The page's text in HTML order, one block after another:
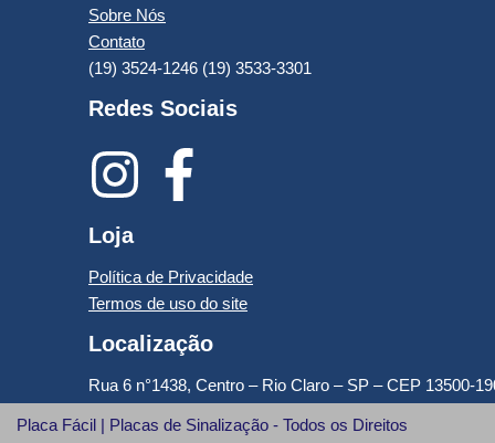
Sobre Nós
Contato
(19) 3524-1246 (19) 3533-3301
Redes Sociais
Loja
Política de Privacidade
Termos de uso do site
Localização
Rua 6 n°1438, Centro – Rio Claro – SP – CEP 13500-
Placa Fácil | Placas de Sinalização - Todos os Direitos